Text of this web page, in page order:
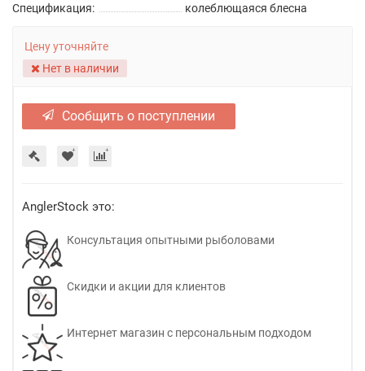
Спецификация:
колеблющаяся блесна
Цену уточняйте
Нет в наличии
Сообщить о поступлении
AnglerStock это:
Консультация опытными рыболовами
Скидки и акции для клиентов
Интернет магазин с персональным подходом